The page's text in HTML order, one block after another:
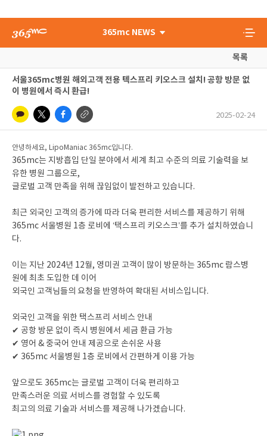
365mc NEWS
목록
서울365mc병원 해외고객 전용 텍스프리 키오스크 설치! 공항 방문 없
이 병원에서 즉시 환급!
2025-02-24
안녕하세요, LipoManiac 365mc입니다.
365mc는 지방흡입 단일 분야에서 세계 최고 수준의 의료 기술력을 보
유한 병원 그룹으로,
글로벌 고객 만족을 위해 끊임없이 발전하고 있습니다.
최근 외국인 고객의 증가에 따라 더욱 편리한 서비스를 제공하기 위해
365mc 서울병원 1층 로비에 ‘택스프리 키오스크’를 추가 설치하였습니
다.
이는 지난 2024년 12월, 영미권 고객이 많이 방문하는 365mc 람스병
원에 최초 도입한 데 이어
외국인 고객님들의 요청을 반영하여 확대된 서비스입니다.
외국인 고객을 위한 택스프리 서비스 안내
✔ 공항 방문 없이 즉시 병원에서 세금 환급 가능
✔ 영어 & 중국어 안내 제공으로 손쉬운 사용
✔ 365mc 서울병원 1층 로비에서 간편하게 이용 가능
앞으로도 365mc는 글로벌 고객이 더욱 편리하고
만족스러운 의료 서비스를 경험할 수 있도록
최고의 의료 기술과 서비스를 제공해 나가겠습니다.